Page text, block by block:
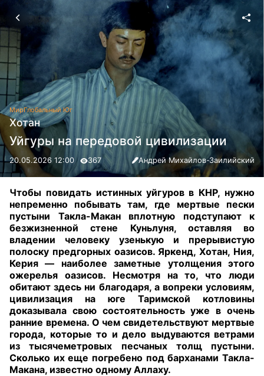
МирГлобальный Юг
Хотан
Уйгуры на передовой цивилизации
20.05.2026 12:00 367 Андрей Михайлов-Заилийский
Чтобы повидать истинных уйгуров в КНР, нужно
непременно побывать там, где мертвые пески
пустыни Такла-Макан вплотную подступают к
безжизненной стене Куньлуня, оставляя во
владении человеку узенькую и прерывистую
полоску предгорных оазисов. Яркенд, Хотан, Ния,
Керия — наиболее заметные утолщения этого
ожерелья оазисов. Несмотря на то, что люди
обитают здесь ни благодаря, а вопреки условиям,
цивилизация на юге Таримской котловины
доказывала свою состоятельность уже в очень
ранние времена. О чем свидетельствуют мертвые
города, которые то и дело выдуваются ветрами
из тысячеметровых песчаных толщ пустыни.
Сколько их еще погребено под барханами Такла-
Макана, известно одному Аллаху.